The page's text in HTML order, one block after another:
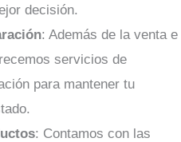
decisión.
: Además de la venta e
servicios de
para mantener tu
: Contamos con las